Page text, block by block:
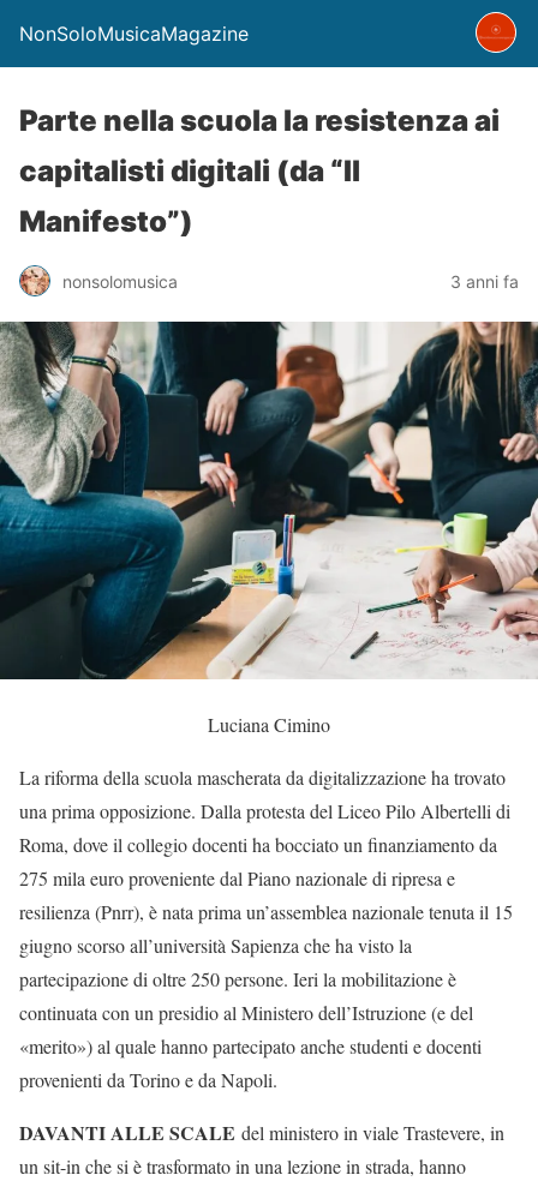
NonSoloMusicaMagazine
Parte nella scuola la resistenza ai
capitalisti digitali (da “Il
Manifesto”)
nonsolomusica 3 anni fa
Luciana Cimino
La riforma della scuola mascherata da digitalizzazione ha trovato
una prima opposizione. Dalla protesta del Liceo Pilo Albertelli di
Roma, dove il collegio docenti ha bocciato un finanziamento da
275 mila euro proveniente dal Piano nazionale di ripresa e
resilienza (Pnrr), è nata prima un’assemblea nazionale tenuta il 15
giugno scorso all’università Sapienza che ha visto la
partecipazione di oltre 250 persone. Ieri la mobilitazione è
continuata con un presidio al Ministero dell’Istruzione (e del
«merito») al quale hanno partecipato anche studenti e docenti
provenienti da Torino e da Napoli.
DAVANTI ALLE SCALE del ministero in viale Trastevere, in
un sit-in che si è trasformato in una lezione in strada, hanno